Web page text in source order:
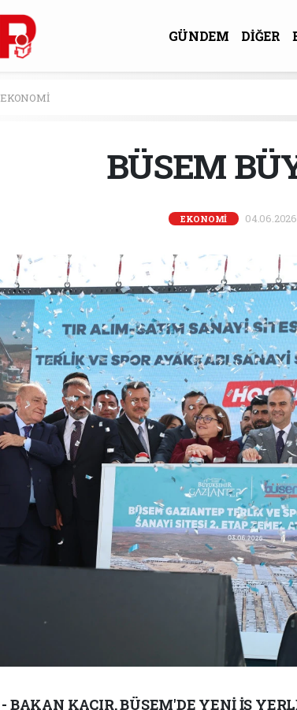
GÜNDEM DİĞER
EKONOMİ
BÜSEM
EKONOMİ
- BAKAN KACIR, BÜSEM'DE YENİ İŞ